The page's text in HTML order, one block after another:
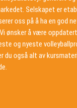
Selskapet er
oss på å ha en god
ønsker å være
og nyeste
du også alt av